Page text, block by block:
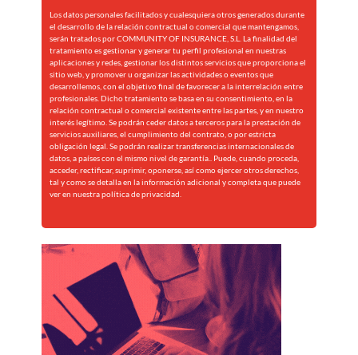
Los datos personales facilitados y cualesquiera otros generados durante
el desarrollo de la relación contractual o comercial que mantengamos,
serán tratados por COMMUNITY OF INSURANCE, S.L. La finalidad del
tratamiento es gestionar y generar tu perfil profesional en nuestras
aplicaciones y redes, gestionar los distintos servicios que proporciona el
sitio web, y promover u organizar las actividades o eventos que
desarrollemos, con el objetivo final de favorecer a la interrelación entre
profesionales. Dicho tratamiento se basa en su consentimiento, en la
relación contractual o comercial existente entre las partes, y en nuestro
interés legítimo. Se podrán ceder datos a terceros para la prestación de
servicios auxiliares, el cumplimiento del contrato, o por estricta
obligación legal. Se podrán realizar transferencias internacionales de
datos, a países con el mismo nivel de garantía.. Puede, cuando proceda,
acceder, rectificar, suprimir, oponerse, así como ejercer otros derechos,
tal y como se detalla en la información adicional y completa que puede
ver en nuestrapolítica de privacidad.